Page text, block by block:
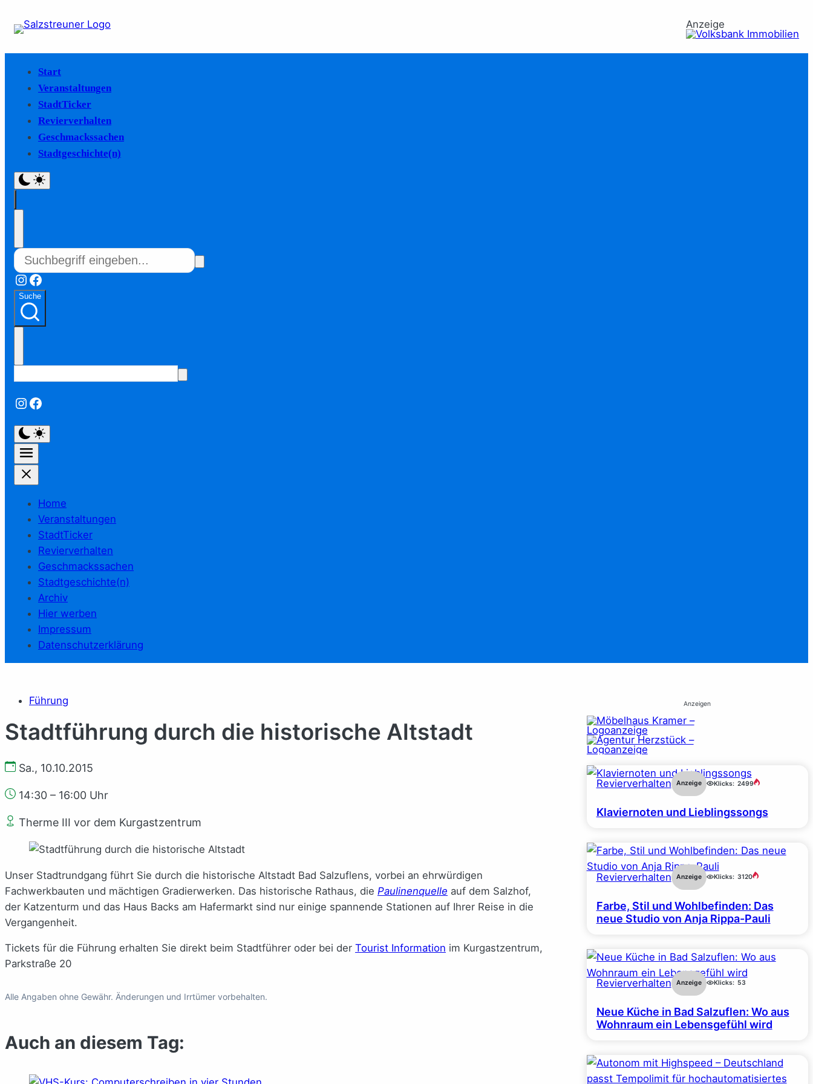
Anzeige
Start
Veranstaltungen
StadtTicker
Revierverhalten
Geschmackssachen
Stadtgeschichte(n)
Instagram
Facebook
Suche
Instagram
Facebook
Home
Veranstaltungen
StadtTicker
Revierverhalten
Geschmackssachen
Stadtgeschichte(n)
Archiv
Hier werben
Impressum
Datenschutzerklärung
Führung
Stadtführung durch die historische Altstadt
Sa., 10.10.2015
14:30 – 16:00 Uhr
Therme III vor dem Kurgastzentrum
Unser Stadtrundgang führt Sie durch die historische Altstadt Bad Salzuflens, vorbei an ehrwürdigen
Fachwerkbauten und mächtigen Gradierwerken. Das historische Rathaus, die Paulinenquelle auf dem Salzhof,
der Katzenturm und das Haus Backs am Hafermarkt sind nur einige spannende Stationen auf Ihrer Reise in die
Vergangenheit.
Tickets für die Führung erhalten Sie direkt beim Stadtführer oder bei der Tourist Information im Kurgastzentrum,
Parkstraße 20
Alle Angaben ohne Gewähr. Änderungen und Irrtümer vorbehalten.
Auch an diesem Tag:
Anzeigen
Revierverhalten Anzeige Klicks: 2499
Klaviernoten und Lieblingssongs
Revierverhalten Anzeige Klicks: 3120
Farbe, Stil und Wohlbefinden: Das
neue Studio von Anja Rippa-Pauli
Revierverhalten Anzeige Klicks: 53
Neue Küche in Bad Salzuflen: Wo aus
Wohnraum ein Lebensgefühl wird